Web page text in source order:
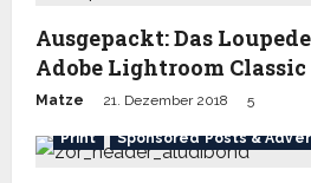
Ausgepackt: Das
Adobe Lightroom Classic
Matze 21. Dezember 2018 5
Print Sponsored Posts &